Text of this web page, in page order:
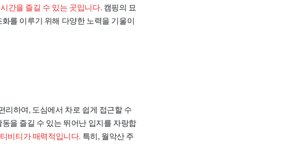
간을 즐길 수 있는 곳입니다. 캠핑의 묘
를 이루기 위해 다양한 노력을 기울이
리하여, 도심에서 차로 쉽게 접근할 수
을 즐길 수 있는 뛰어난 입지를 자랑합
비티가 매력적입니다. 특히, 월악산 주